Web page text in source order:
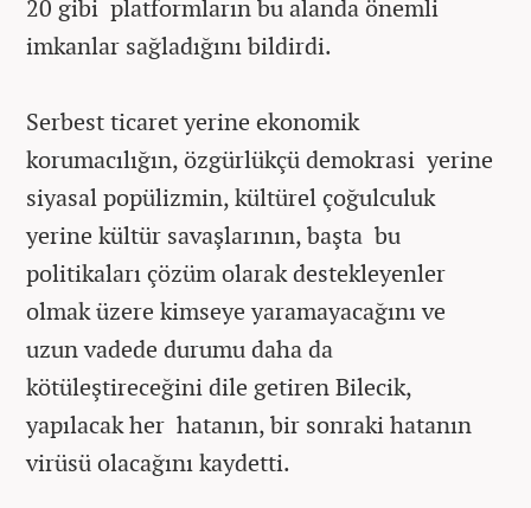
20 gibi platformların bu alanda önemli
imkanlar sağladığını bildirdi.
Serbest ticaret yerine ekonomik
korumacılığın, özgürlükçü demokrasi yerine
siyasal popülizmin, kültürel çoğulculuk
yerine kültür savaşlarının, başta bu
politikaları çözüm olarak destekleyenler
olmak üzere kimseye yaramayacağını ve
uzun vadede durumu daha da
kötüleştireceğini dile getiren Bilecik,
yapılacak her hatanın, bir sonraki hatanın
virüsü olacağını kaydetti.